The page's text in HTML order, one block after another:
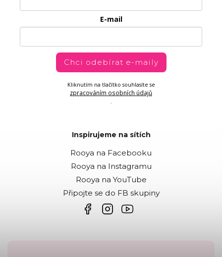
E-mail
Chci odebírat e-maily
Kliknutím na tlačítko souhlasíte se
zpracováním osobních údajů
.
Inspirujeme na sítích
Rooya na Facebooku
Rooya na Instagramu
Rooya na YouTube
Připojte se do FB skupiny